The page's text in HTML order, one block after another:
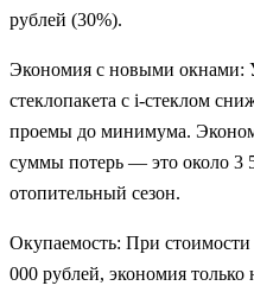
рублей (30%).
Экономия с новыми окнами:
стеклопакета с i-стеклом
проемы до минимума.
суммы потерь — это около 3
отопительный сезон.
Окупаемость: При стоимости
000 рублей, экономия только